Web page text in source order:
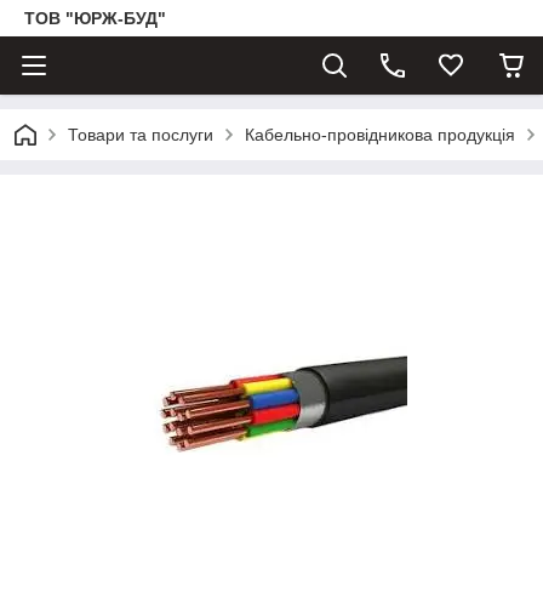
ТОВ "ЮРЖ-БУД"
Товари та послуги Кабельно-провідникова продукція